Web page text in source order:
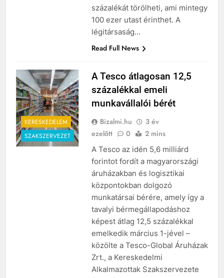
miatt szerdai járatainak 80-90
százalékát törölheti, ami mintegy
100 ezer utast érinthet. A
KERESKEDELEM
SZAKSZERVEZET
A Tesco átlagosan 12,5
százalékkal emeli
Bizalmi.hu
3 év
A Tesco az idén 5,6 milliárd
forintot fordít a magyarországi
áruházakban és logisztikai
központokban dolgozó
munkatársai bérére, amely így a
tavalyi bérmegállapodáshoz
képest átlag 12,5 százalékkal
emelkedik március 1-jével –
közölte a Tesco-Global Áruházak
Zrt., a Kereskedelmi